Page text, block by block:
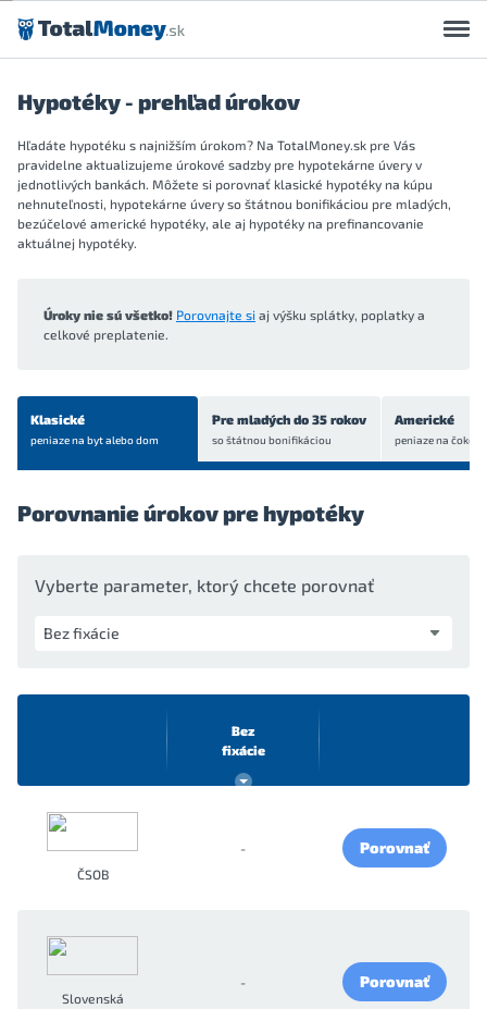
Preskočiť na obsah
Hypotéky - prehľad úrokov
Hľadáte hypotéku s najnižším úrokom? Na TotalMoney.sk pre Vás
pravidelne aktualizujeme úrokové sadzby pre hypotekárne úvery v
jednotlivých bankách. Môžete si porovnať klasické hypotéky na kúpu
nehnuteľnosti, hypotekárne úvery so štátnou bonifikáciou pre mladých,
bezúčelové americké hypotéky, ale aj hypotéky na prefinancovanie
aktuálnej hypotéky.
Úroky nie sú všetko! Porovnajte si aj výšku splátky, poplatky a
celkové preplatenie.
Klasické
peniaze na bytalebo dom
Pre mladých do 35 rokov
so štátnou bonifikáciou
Americké
peniaze na
Porovnanie úrokov pre hypotéky
Vyberte parameter, ktorý chcete porovnať
Bez
fixácie
ČSOB
- Porovnať
Slovenská
- Porovnať